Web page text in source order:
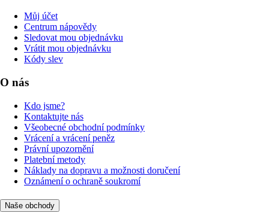
Můj účet
Centrum nápovědy
Sledovat mou objednávku
Vrátit mou objednávku
Kódy slev
O nás
Kdo jsme?
Kontaktujte nás
Všeobecné obchodní podmínky
Vrácení a vrácení peněz
Právní upozornění
Platební metody
Náklady na dopravu a možnosti doručení
Oznámení o ochraně soukromí
Naše obchody